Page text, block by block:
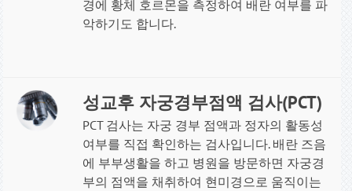
경에 황체 호르몬을 측정하여 배란 여부를 파
악하기도 합니다.
성교후 자궁경부점액 검사(PCT)
PCT 검사는 자궁 경부 점액과 정자의 활동성
여부를 직접 확인하는 검사입니다. 배란 즈음
에 부부생활을 하고 병원을 방문하면 자궁경
부의 점액을 채취하여 현미경으로 움직이는